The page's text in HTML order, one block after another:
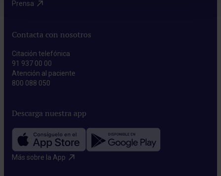
Prensa​
Contacta con nosotros
Citación telefónica
91 937 00 00
Atención al paciente
800 088 050
Descarga nuestra app
Más sobre la App​